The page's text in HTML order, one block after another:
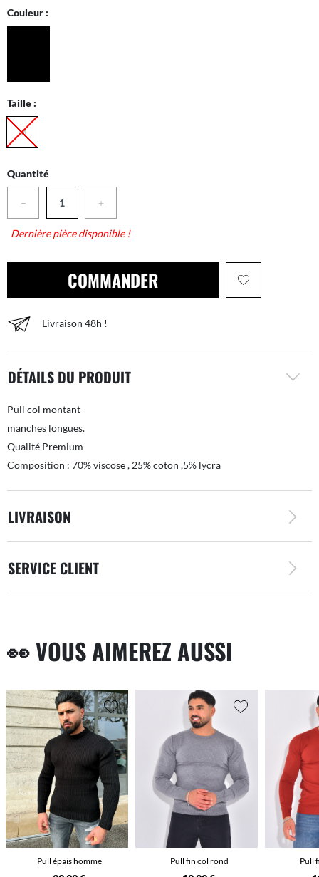
Couleur :
Taille :
M
Quantité
− +
Dernière pièce disponible !
COMMANDER
Livraison 48h !
DÉTAILS DU PRODUIT
Pull col montant
manches longues.
Qualité Premium
Composition : 70% viscose , 25% coton ,5% lycra
LIVRAISON
SERVICE CLIENT
👀 VOUS AIMEREZ AUSSI
Pull épais homme Pull fin col rond Pull